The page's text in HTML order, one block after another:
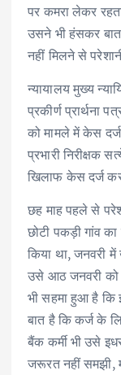
पर कमरा लेकर
उसने भी हंसकर
नहीं मिलने से
न्यायालय मुख्य
प्रकीर्ण प्रार्थना
को मामले में केस
प्रभारी निरीक्षक
खिलाफ केस दर्ज
छह माह पहले से
छोटी पकड़ी गांव
किया था, जनवरी
उसे आठ जनवरी को
भी सहमा हुआ है कि
बात है कि कर्ज के
बैंक कर्मी भी उसे
जरूरत नहीं समझी,